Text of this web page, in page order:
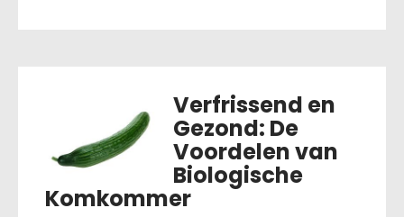
Verfrissend en
Gezond: De
Voordelen van
Biologische
Komkommer